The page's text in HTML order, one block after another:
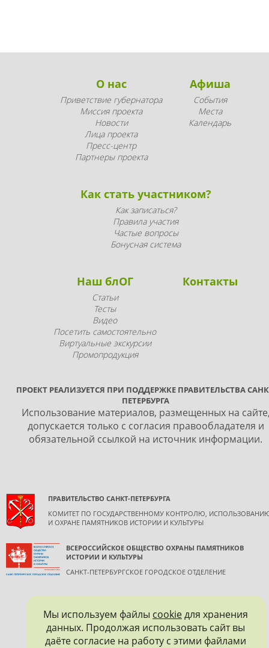
О нас
Приветствие губернатора
Миссия проекта
Новости
Лица проекта
Пресс-центр
Партнеры проекта
Афиша
События
Места
Календарь
Как стать участником?
Как записаться?
Правила участия
Частые вопросы
Бонусная система
Наш блОГ
Статьи
Тесты
Видео
Посетить самостоятельно
Виртуальные экскурсии
Промопродукция
Контакты
ПРОЕКТ РЕАЛИЗУЕТСЯ ПРИ ПОДДЕРЖКЕ ПРАВИТЕЛЬСТВА
ПЕТЕРБУРГА
Использование материалов, размещенных на
допускается только с согласия правообладателя и
обязательной ссылкой на источник информации.
ПРАВИТЕЛЬСТВО САНКТ-ПЕТЕРБУРГА
КОМИТЕТ ПО ГОСУДАРСТВЕННОМУ КОНТРОЛЮ,
И ОХРАНЕ ПАМЯТНИКОВ ИСТОРИИ И КУЛЬТУРЫ
ВСЕРОССИЙСКОЕ ОБЩЕСТВО ОХРАНЫ ПАМЯТНИКОВ
ИСТОРИИ И КУЛЬТУРЫ
САНКТ-ПЕТЕРБУРГСКОЕ ГОРОДСКОЕ ОТДЕЛЕНИЕ
Мы используем файлы cookieдля хранения
данных. Продолжая использовать сайт вы
даёте согласие на работу с этими файлами